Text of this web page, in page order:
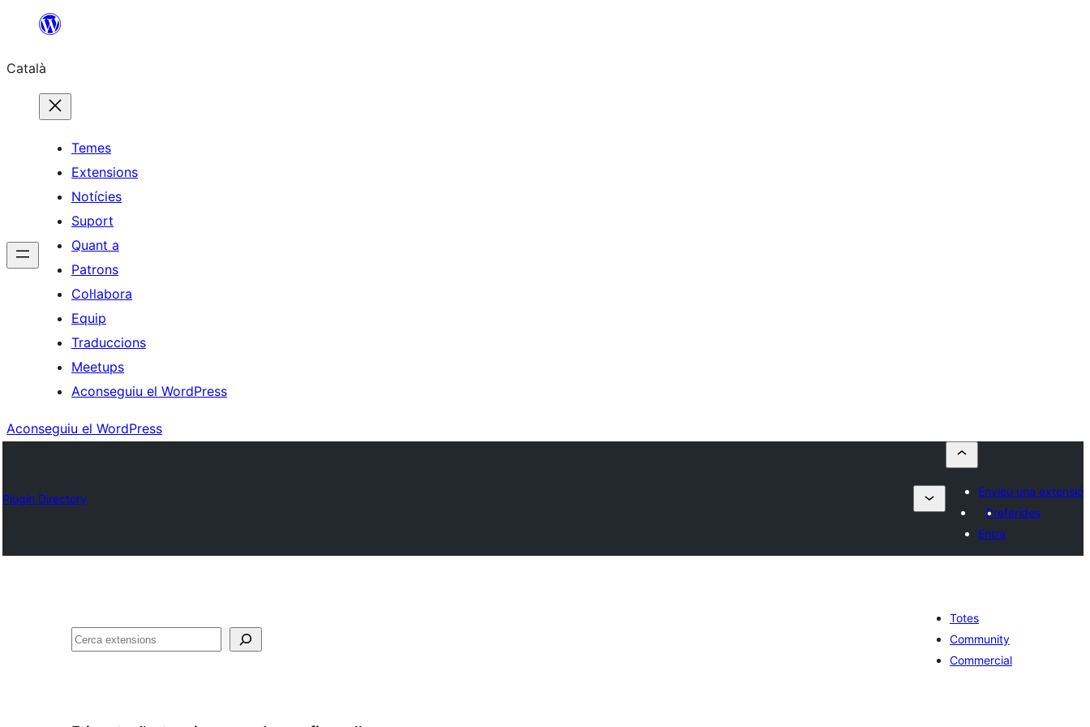
contingut
Català
Temes
Extensions
Notícies
Suport
Quant a
Patrons
Col·labora
Equip
Traduccions
Meetups
Aconseguiu el WordPress
Aconseguiu el WordPress
Plugin Directory
Envieu una extensió
Preferides
Entra
Cerca
Totes
Community
Commercial